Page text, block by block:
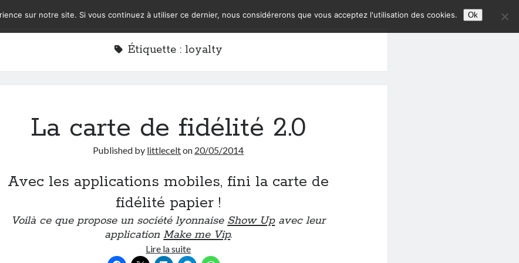
Étiquette : loyalty
La carte de fidélité 2.0
Published by littlecelton 20/05/2014
Avec les applications mobiles, fini la carte de
fidélité papier !
Voilà ce que propose un société lyonnaise Show Upavec leur
application Make me Vip.
Lire la suiteLa
sur notre site. Si vous continuez à utiliser ce dernier, nous considérerons que vous acceptez l'utilisation des cookies. Ok